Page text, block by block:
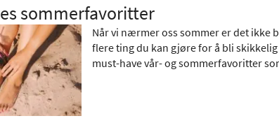
sommerfavoritter
Når vi nærmer oss sommer er det ikke
flere ting du kan gjøre for å bli
must-have vår- og sommerfavoritter